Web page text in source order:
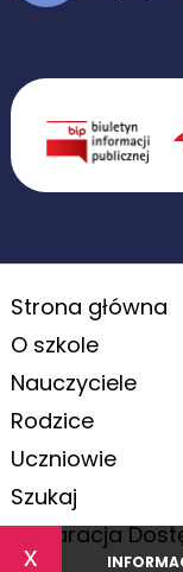
x
Strona główna
O szkole
Nauczyciele
Rodzice
Uczniowie
Szukaj
Deklaracja